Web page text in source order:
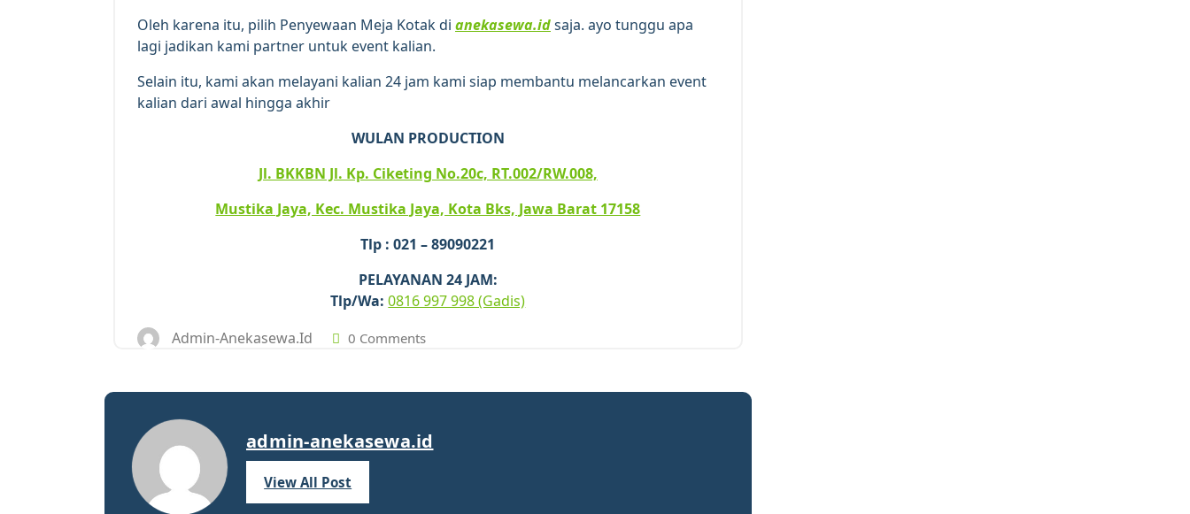
Oleh karena itu, pilih Penyewaan Meja Kotak di anekasewa.idsaja. ayo tunggu apa
lagi jadikan kami partner untuk event kalian.
Selain itu, kami akan melayani kalian 24 jam kami siap membantu melancarkan event
kalian dari awal hingga akhir
WULAN PRODUCTION
Jl. BKKBN Jl. Kp. Ciketing No.20c, RT.002/RW.008,
Mustika Jaya, Kec. Mustika Jaya, Kota Bks, Jawa Barat 17158
Tlp : 021 – 89090221
PELAYANAN 24 JAM:
Tlp/Wa: 0816 997 998 (Gadis)
Admin-Anekasewa.id 0 Comments
admin-anekasewa.id
View All Post